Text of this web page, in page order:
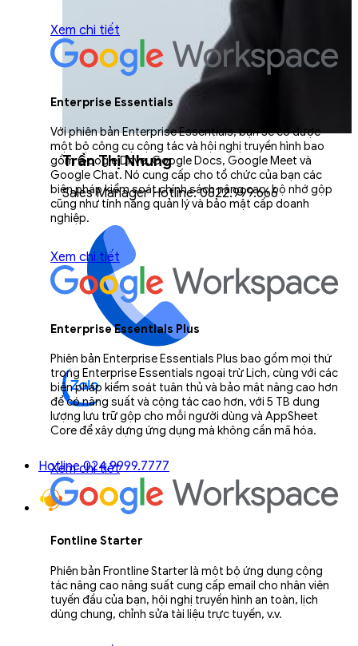
Trần Thị Nhung
Sales Manager Hotline: 0822.999.666
Hotline 024.9999.7777
Xem chi tiết
Enterprise Essentials
Với phiên bản Enterprise Essentials, bạn sẽ có được
một bộ công cụ cộng tác và hội nghị truyền hình bao
gồm Google Drive, Google Docs, Google Meet và
Google Chat. Nó cung cấp cho tổ chức của bạn các
biện pháp kiểm soát chính sách nâng cao, bộ nhớ gộp
cũng như tính năng quản lý và bảo mật cấp doanh
nghiệp.
Xem chi tiết
Enterprise Essentials Plus
Phiên bản Enterprise Essentials Plus bao gồm mọi thứ
trong Enterprise Essentials ngoại trừ Lịch, cùng với các
biện pháp kiểm soát tuân thủ và bảo mật nâng cao hơn
để có năng suất và cộng tác cao hơn, với 5 TB dung
lượng lưu trữ gộp cho mỗi người dùng và AppSheet
Core để xây dựng ứng dụng mà không cần mã hóa.
Xem chi tiết
Fontline Starter
Phiên bản Frontline Starter là một bộ ứng dụng cộng
tác nâng cao năng suất cung cấp email cho nhân viên
tuyến đầu của bạn, hội nghị truyền hình an toàn, lịch
dùng chung, chỉnh sửa tài liệu trực tuyến, v.v.